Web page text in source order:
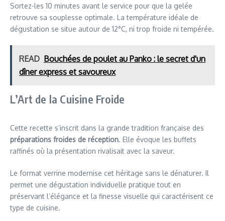
Sortez-les 10 minutes avant le service pour que la gelée
retrouve sa souplesse optimale. La température idéale de
dégustation se situe autour de 12°C, ni trop froide ni tempérée.
READ Bouchées de poulet au Panko : le secret d'un
dîner express et savoureux
L’Art de la Cuisine Froide
Cette recette s’inscrit dans la grande tradition française des
préparations froides de réception. Elle évoque les buffets
raffinés où la présentation rivalisait avec la saveur.
Le format verrine modernise cet héritage sans le dénaturer. Il
permet une dégustation individuelle pratique tout en
préservant l’élégance et la finesse visuelle qui caractérisent ce
type de cuisine.